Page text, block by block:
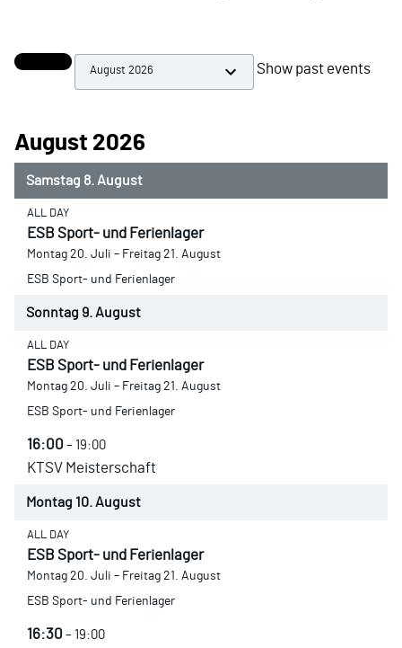
Show past events
August 2026
Samstag 8. August
ALL DAY
ESB Sport- und Ferienlager
Montag 20. Juli – Freitag 21.
August
ESB Sport- und Ferienlager
Sonntag 9. August
ALL DAY
ESB Sport- und Ferienlager
Montag 20. Juli – Freitag 21.
August
ESB Sport- und Ferienlager
16:00 – 19:00
KTSV Meisterschaft
Montag 10. August
ALL DAY
ESB Sport- und Ferienlager
Montag 20. Juli – Freitag 21. August
ESB Sport- und Ferienlager
16:30 – 19:00